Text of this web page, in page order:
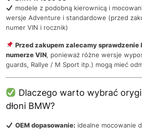
modele z podobną kierownicą i
wersje Adventure i standardowe (przed
numer VIN i rocznik)
Przed zakupem zalecamy
numerze VIN, ponieważ różne wersje
guards, Rallye / M Sport itp.) mogą mieć
Dlaczego warto wybrać
dłoni BMW?
OEM dopasowanie: idealne mocowanie